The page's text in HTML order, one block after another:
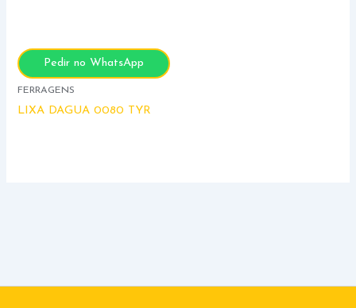
Pedir no WhatsApp
FERRAGENS
LIXA DAGUA 0080 TYR